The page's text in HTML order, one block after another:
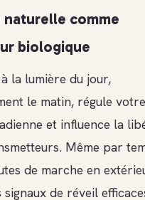
naturelle comme
biologique
la lumière du jour,
le matin, régule votre
et influence la
Même par
de marche en
de réveil